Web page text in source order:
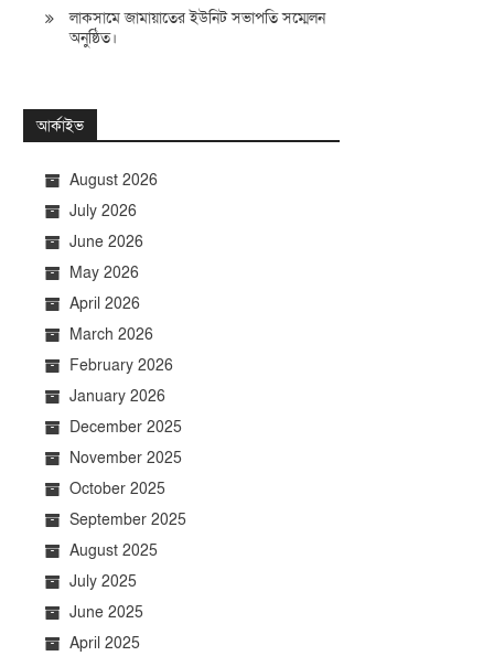
লাকসামে জামায়াতের ইউনিট সভাপতি সম্মেলন
অনুষ্ঠিত।
আর্কাইভ
August 2026
July 2026
June 2026
May 2026
April 2026
March 2026
February 2026
January 2026
December 2025
November 2025
October 2025
September 2025
August 2025
July 2025
June 2025
April 2025